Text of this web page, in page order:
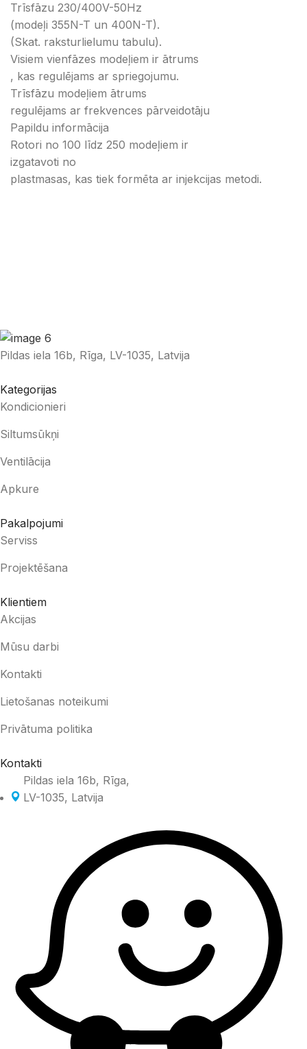
Trīsfāzu 230/400V-50Hz
(modeļi 355N-T un 400N-T).
(Skat. raksturlielumu tabulu).
Visiem vienfāzes modeļiem ir ātrums
, kas regulējams ar spriegojumu.
Trīsfāzu modeļiem ātrums
regulējams ar frekvences pārveidotāju
Papildu informācija
Rotori no 100 līdz 250 modeļiem ir
izgatavoti no
plastmasas, kas tiek formēta ar injekcijas metodi.
Pildas iela 16b, Rīga, LV-1035, Latvija
Kategorijas
Kondicionieri
Siltumsūkņi
Ventilācija
Apkure
Pakalpojumi
Serviss
Projektēšana
Klientiem
Akcijas
Mūsu darbi
Kontakti
Lietošanas noteikumi
Privātuma politika
Kontakti
Pildas iela 16b, Rīga,
LV-1035, Latvija